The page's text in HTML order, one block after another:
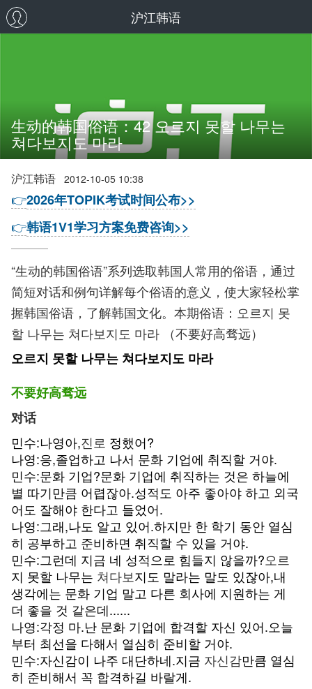
沪江韩语
生动的韩国俗语：42 오르지 못할 나무는
쳐다보지도 마라
沪江韩语 2012-10-05 10:38
👉2026年TOPIK考试时间公布>>
👉韩语1V1学习方案免费咨询>>
“生动的韩国俗语”系列选取韩国人常用的俗语，通过
简短对话和例句详解每个俗语的意义，使大家轻松掌
握韩国俗语，了解韩国文化。本期俗语：오르지 못
할 나무는 쳐다보지도 마라 （不要好高骛远）
오르지 못할 나무는 쳐다보지도 마라
不要好高骛远
对话
민수:나영아,진로 정했어?
나영:응,졸업하고 나서 문화 기업에 취직할 거야.
민수:문화 기업?문화 기업에 취직하는 것은 하늘에
별 따기만큼 어렵잖아.성적도 아주 좋아야 하고 외국
어도 잘해야 한다고 들었어.
나영:그래,나도 알고 있어.하지만 한 학기 동안 열심
히 공부하고 준비하면 취직할 수 있을 거야.
민수:그런데 지금 네 성적으로 힘들지 않을까?오르
지 못할 나무는 쳐다보지도 말라는 말도 있잖아,내
생각에는 문화 기업 말고 다른 회사에 지원하는 게
더 좋을 것 같은데......
나영:각정 마.난 문화 기업에 합격할 자신 있어.오늘
부터 최선을 다해서 열심히 준비할 거야.
민수:자신감이 나주 대단하네.지금 자신감만큼 열심
히 준비해서 꼭 합격하길 바랄게.